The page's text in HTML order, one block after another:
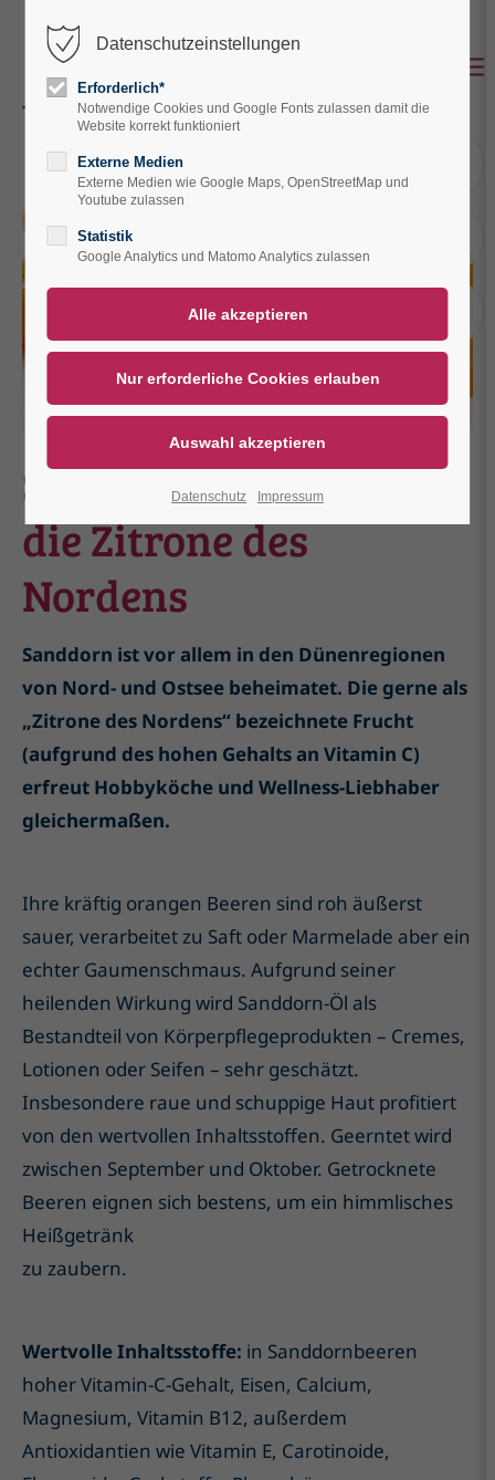
Der Eintrag "offcanvas-col1" existiert leider
nicht.
Der Eintrag "offcanvas-col2" existiert leider
nicht.
Der Eintrag "offcanvas-col3" existiert leider
nicht.
Der Eintrag "offcanvas-col4" existiert leider
Sanddorn –
die Zitrone des
Nordens
Sanddorn ist vor allem in den Dünenregionen
von Nord- und Ostsee beheimatet. Die gerne als
„Zitrone des Nordens“ bezeichnete Frucht
(aufgrund des hohen Gehalts an Vitamin C)
erfreut Hobbyköche und Wellness-Liebhaber
gleichermaßen.
Ihre kräftig orangen Beeren sind roh äußerst
sauer, verarbeitet zu Saft oder Marmelade aber ein
echter Gaumenschmaus. Aufgrund seiner
heilenden Wirkung wird Sanddorn-Öl als
Bestandteil von Körperpflegeprodukten – Cremes,
Lotionen oder Seifen – sehr geschätzt.
Insbesondere raue und schuppige Haut profitiert
von den wertvollen Inhaltsstoffen. Geerntet wird
zwischen September und Oktober. Getrocknete
Beeren eignen sich bestens, um ein himmlisches
Heißgetränk
zu zaubern.
Wertvolle Inhaltsstoffe: in Sanddornbeeren
hoher Vitamin-C-Gehalt, Eisen, Calcium,
Magnesium, Vitamin B12, außerdem
Antioxidantien wie Vitamin E, Carotinoide,
Datenschutzeinstellungen
Erforderlich*
Notwendige Cookies und Google Fonts zulassen damit die
Website korrekt funktioniert
Externe Medien
Externe Medien wie Google Maps, OpenStreetMap und
Youtube zulassen
Statistik
Google Analytics und Matomo Analytics zulassen
Datenschutz Impressum